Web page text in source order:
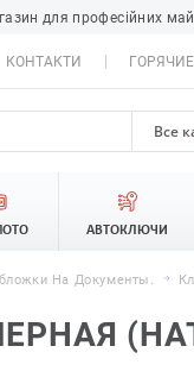
для професійних
КОНТАКТИ
Все
АВТОКЛЮЧИ
На Документы.